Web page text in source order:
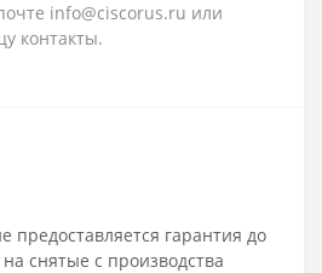
info@ciscorus.ru или
контакты.
предоставляется гарантия до
снятые с производства